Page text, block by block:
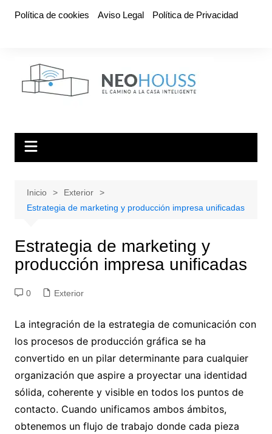
Política de cookies Aviso Legal Política de Privacidad
Inicio
Exterior
Estrategia de marketing y producción impresa unificadas
Estrategia de marketing y
producción impresa unificadas
0 Exterior
La integración de la estrategia de comunicación con
los procesos de producción gráfica se ha
convertido en un pilar determinante para cualquier
organización que aspire a proyectar una identidad
sólida, coherente y visible en todos los puntos de
contacto. Cuando unificamos ambos ámbitos,
obtenemos un flujo de trabajo donde cada pieza